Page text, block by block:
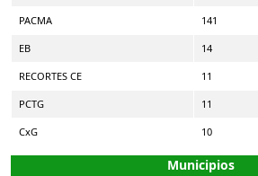
PACMA 141
EB 14
RECORTES CE 11
PCTG 11
CxG 10
Municipios